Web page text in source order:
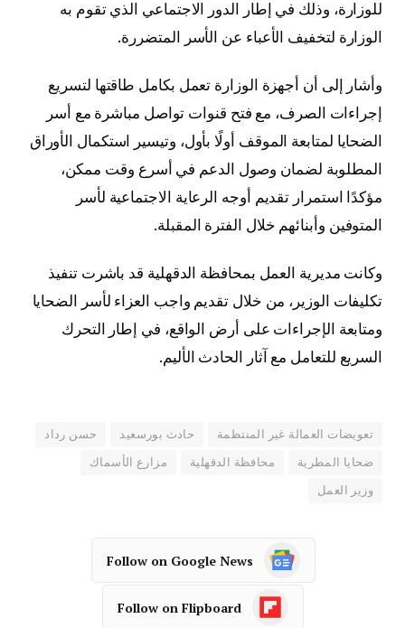
للوزارة، وذلك في إطار الدور الاجتماعي الذي تقوم به
الوزارة لتخفيف الأعباء عن الأسر المتضررة.
وأشار إلى أن أجهزة الوزارة تعمل بكامل طاقتها لتسريع
إجراءات الصرف، مع فتح قنوات تواصل مباشرة مع أسر
الضحايا لمتابعة الموقف أولًا بأول، وتيسير استكمال الأوراق
المطلوبة لضمان وصول الدعم في أسرع وقت ممكن،
مؤكدًا استمرار تقديم أوجه الرعاية الاجتماعية لأسر
المتوفين وأبنائهم خلال الفترة المقبلة.
وكانت مديرية العمل بمحافظة الدقهلية قد باشرت تنفيذ
تكليفات الوزير، من خلال تقديم واجب العزاء لأسر الضحايا
ومتابعة الإجراءات على أرض الواقع، في إطار التحرك
السريع للتعامل مع آثار الحادث الأليم.
تعويضات العمالة غير المنتظمة حادث بورسعيد حسن رداد
ضحايا المطرية محافظة الدقهلية مزارع الأسماك
وزير العمل
Follow on Google News
Follow on Flipboard